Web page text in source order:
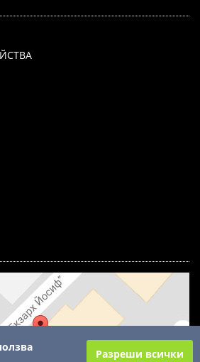
Разреши всички